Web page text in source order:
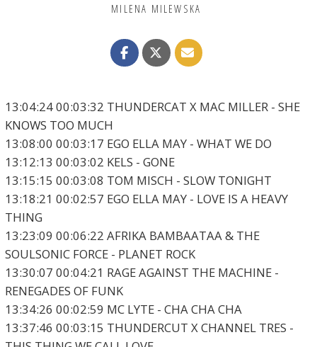
MILENA MILEWSKA
13:04:24 00:03:32 THUNDERCAT X MAC MILLER - SHE
KNOWS TOO MUCH
13:08:00 00:03:17 EGO ELLA MAY - WHAT WE DO
13:12:13 00:03:02 KELS - GONE
13:15:15 00:03:08 TOM MISCH - SLOW TONIGHT
13:18:21 00:02:57 EGO ELLA MAY - LOVE IS A HEAVY
THING
13:23:09 00:06:22 AFRIKA BAMBAATAA & THE
SOULSONIC FORCE - PLANET ROCK
13:30:07 00:04:21 RAGE AGAINST THE MACHINE -
RENEGADES OF FUNK
13:34:26 00:02:59 MC LYTE - CHA CHA CHA
13:37:46 00:03:15 THUNDERCUT X CHANNEL TRES -